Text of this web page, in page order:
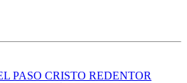
PASO CRISTO REDENTOR